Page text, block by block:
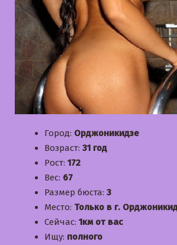
Город: Орджоникидзе
Возраст: 31 год
Рост: 172
Вес: 67
Размер бюста: 3
Место: Только в г.
Сейчас: 1км от вас
Ищу: полного